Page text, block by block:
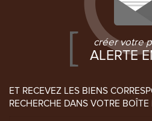
créer votre
ALERTE
ET RECEVEZ LES BIENS
RECHERCHE DANS VOTRE BOÎTE